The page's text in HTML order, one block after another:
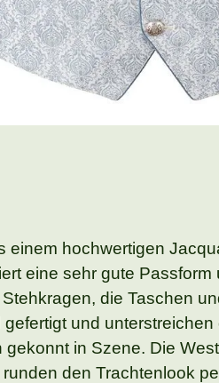
einem hochwertigen
eine sehr gute
die Taschen
und
in Szene. Die
den Trachtenlook